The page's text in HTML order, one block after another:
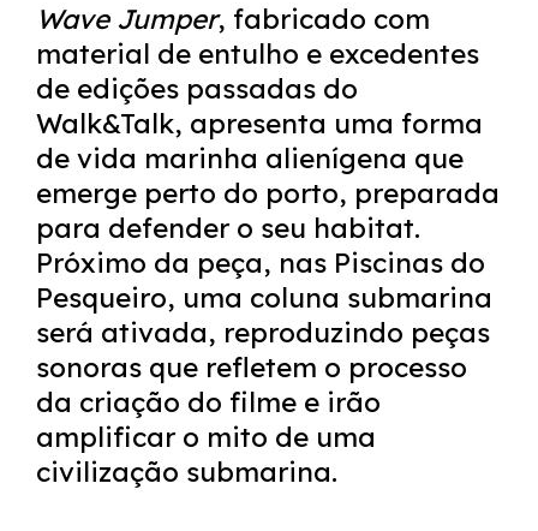
Wave Jumper, fabricado com
material de entulho e excedentes
de edições passadas do
Walk&Talk, apresenta uma forma
de vida marinha alienígena que
emerge perto do porto, preparada
para defender o seu habitat.
Próximo da peça, nas Piscinas do
Pesqueiro, uma coluna submarina
será ativada, reproduzindo peças
sonoras que refletem o processo
da criação do filme e irão
amplificar o mito de uma
civilização submarina.